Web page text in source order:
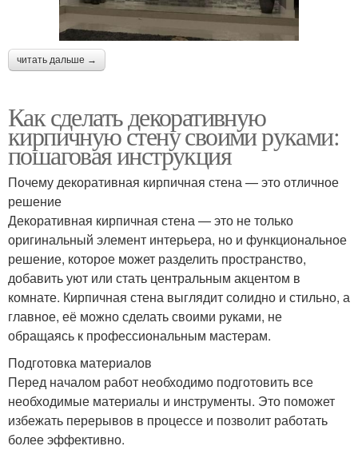
читать дальше →
Как сделать декоративную
кирпичную стену своими руками:
пошаговая инструкция
Почему декоративная кирпичная стена — это отличное
решение
Декоративная кирпичная стена — это не только
оригинальный элемент интерьера, но и функциональное
решение, которое может разделить пространство,
добавить уют или стать центральным акцентом в
комнате. Кирпичная стена выглядит солидно и стильно, а
главное, её можно сделать своими руками, не
обращаясь к профессиональным мастерам.
Подготовка материалов
Перед началом работ необходимо подготовить все
необходимые материалы и инструменты. Это поможет
избежать перерывов в процессе и позволит работать
более эффективно.